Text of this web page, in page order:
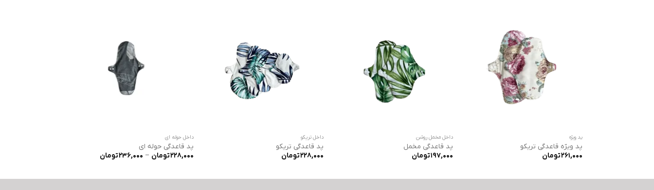
پد ویژه
پد ویژه قاعدگی تریکو
261,000تومان
داخل مخمل روشن
پد قاعدگی مخمل
197,000تومان
داخل تریکو
پد قاعدگی تریکو
228,000تومان
داخل حوله ای
پد قاعدگی حوله ای
228,000تومان –
236,000تومانمحدوده
قیمت: